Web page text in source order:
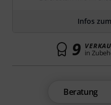
Infos
9 in
Beratung